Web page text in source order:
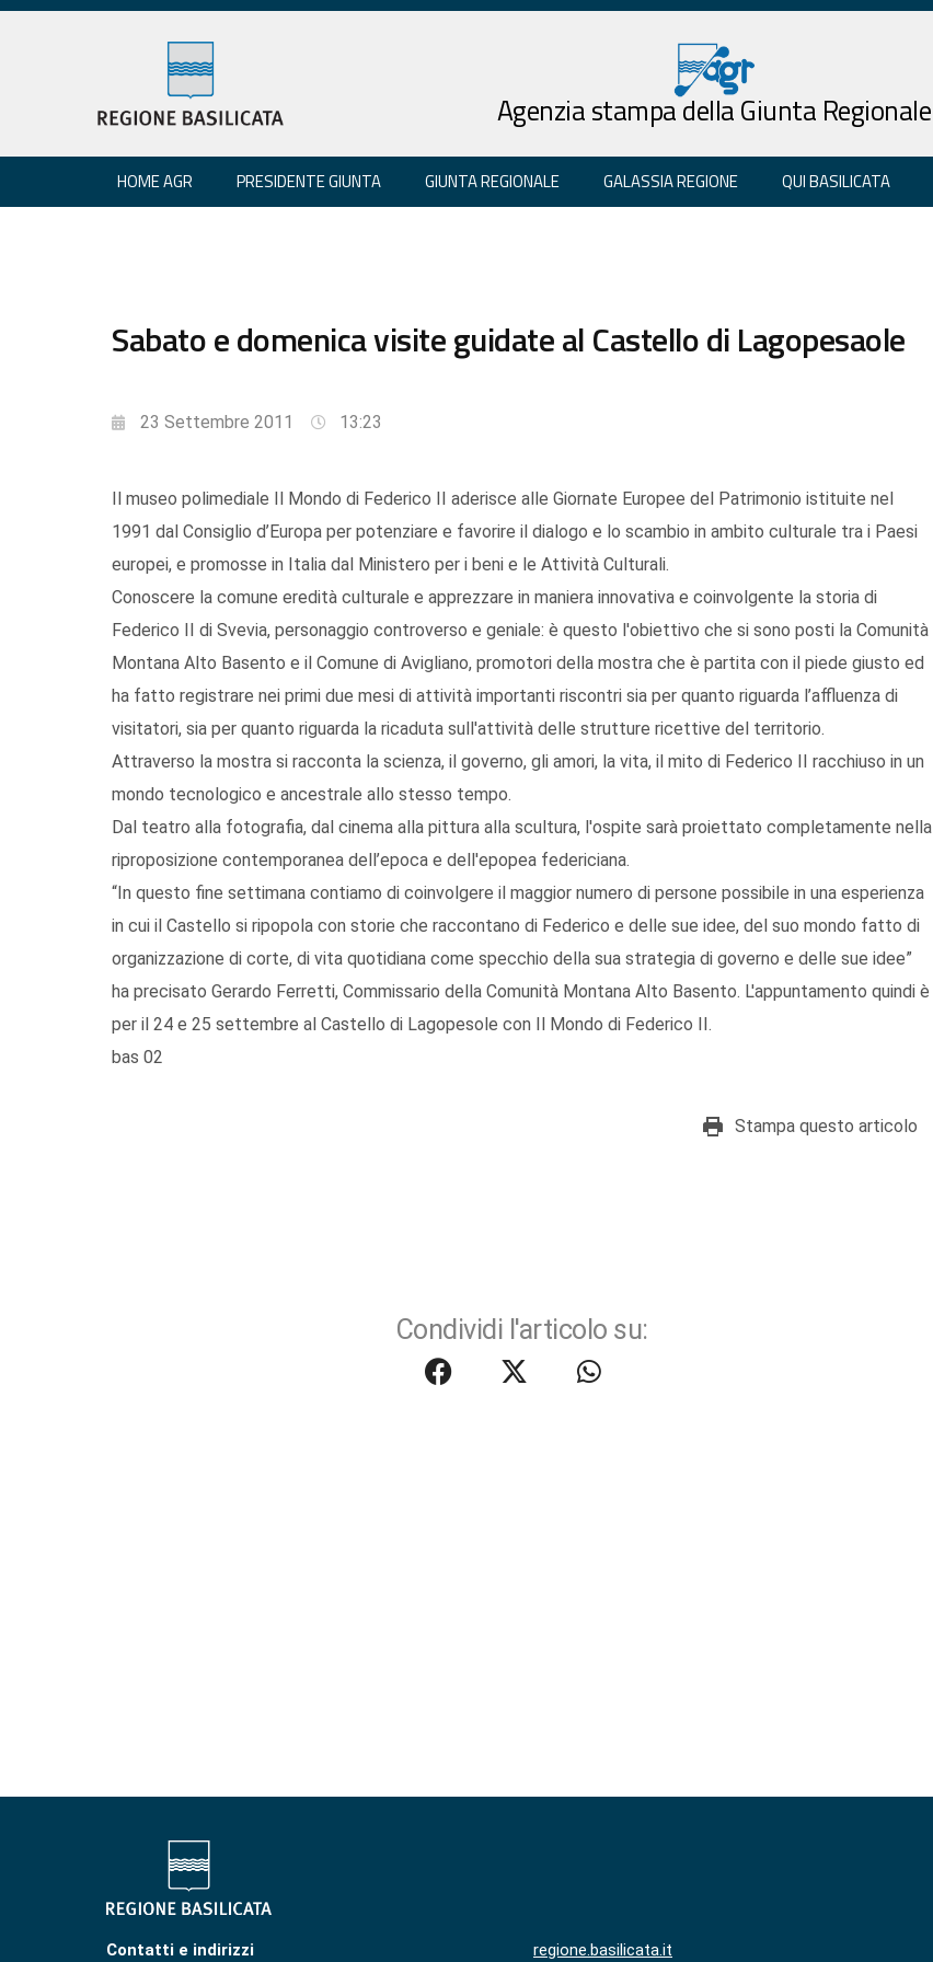
Agenzia stampa della Giunta Regionale
HOME AGR PRESIDENTE GIUNTA GIUNTA REGIONALE GALASSIA REGIONE QUI BASILICATA
Sabato e domenica visite guidate al Castello di Lagopesaole
23 Settembre 2011 13:23
Il museo polimediale Il Mondo di Federico II aderisce alle Giornate Europee del Patrimonio istituite nel
1991 dal Consiglio d’Europa per potenziare e favorire il dialogo e lo scambio in ambito culturale tra i Paesi
europei, e promosse in Italia dal Ministero per i beni e le Attività Culturali.
Conoscere la comune eredità culturale e apprezzare in maniera innovativa e coinvolgente la storia di
Federico II di Svevia, personaggio controverso e geniale: è questo l'obiettivo che si sono posti la Comunità
Montana Alto Basento e il Comune di Avigliano, promotori della mostra che è partita con il piede giusto ed
ha fatto registrare nei primi due mesi di attività importanti riscontri sia per quanto riguarda l’affluenza di
visitatori, sia per quanto riguarda la ricaduta sull'attività delle strutture ricettive del territorio.
Attraverso la mostra si racconta la scienza, il governo, gli amori, la vita, il mito di Federico II racchiuso in un
mondo tecnologico e ancestrale allo stesso tempo.
Dal teatro alla fotografia, dal cinema alla pittura alla scultura, l'ospite sarà proiettato completamente nella
riproposizione contemporanea dell’epoca e dell'epopea federiciana.
“In questo fine settimana contiamo di coinvolgere il maggior numero di persone possibile in una esperienza
in cui il Castello si ripopola con storie che raccontano di Federico e delle sue idee, del suo mondo fatto di
organizzazione di corte, di vita quotidiana come specchio della sua strategia di governo e delle sue idee”
ha precisato Gerardo Ferretti, Commissario della Comunità Montana Alto Basento. L'appuntamento quindi è
per il 24 e 25 settembre al Castello di Lagopesole con Il Mondo di Federico II.
bas 02
Stampa questo articolo
Condividi l'articolo su:
Contatti e indirizzi regione.basilicata.it